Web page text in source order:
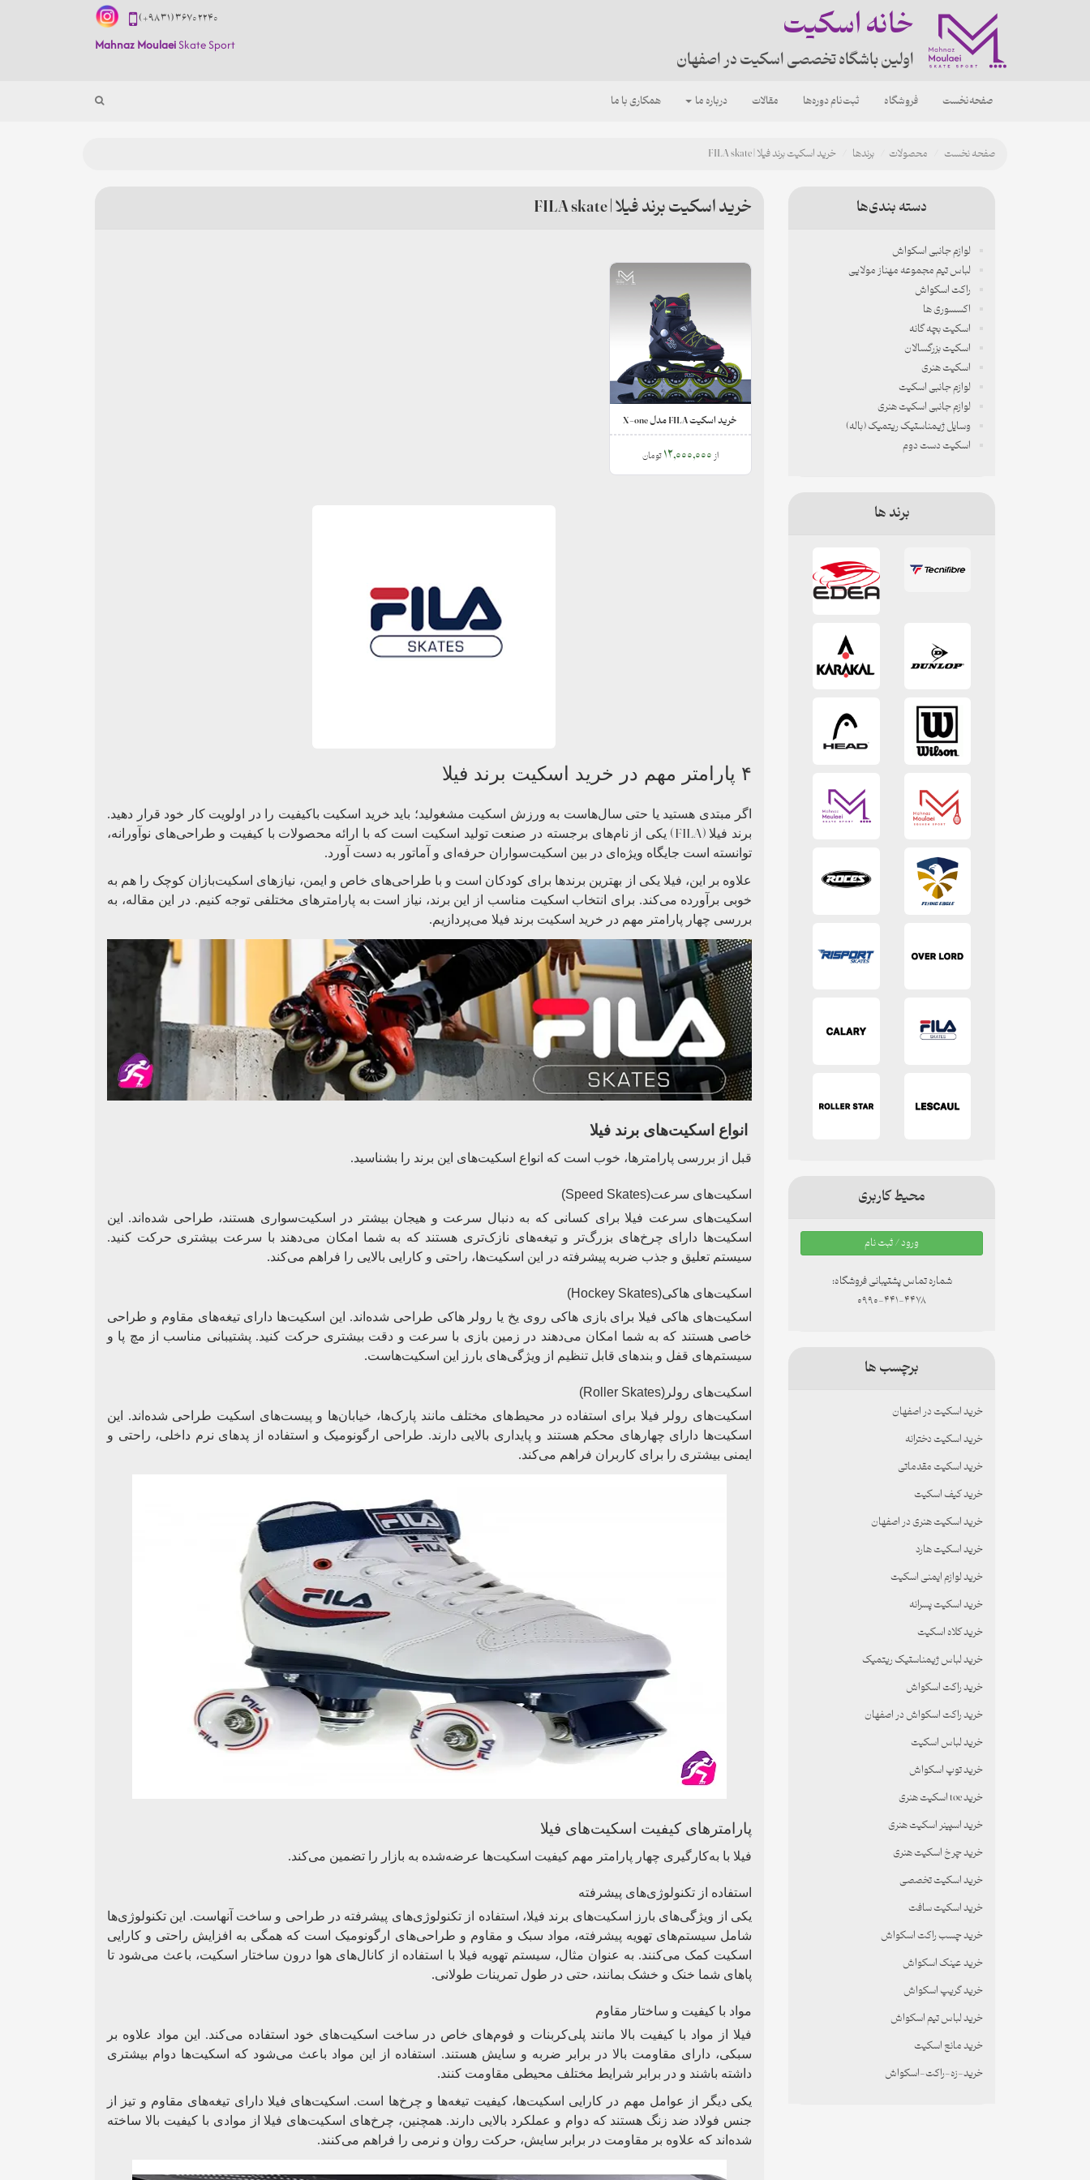
خانه اسکیت
اولین باشگاه تخصصی اسکیت در اصفهان
(+98 31) 3670 2240
Mahnaz Moulaei Skate Sport
صفحه‌نخست فروشگاه ثبت‌نام دوره‌ها مقالات درباره ما همکاری با ما
صفحه نخست محصولات برندها خرید اسکیت برند فیلا | FILA skate
دسته بندی‌ها
لوازم جانبی اسکواش
لباس تیم مجموعه مهناز مولایی
راکت اسکواش
اکسسوری ها
اسکیت بچه گانه
اسکیت بزرگسالان
اسکیت هنری
لوازم جانبی اسکیت
لوازم جانبی اسکیت هنری
وسایل ژیمناستیک ریتمیک (باله)
اسکیت دست دوم
برند ها
محیط کاربری
ورود / ثبت نام
شماره تماس پشتیبانی فروشگاه:
0990-441-4478
برچسب ها
خرید اسکیت در اصفهان
خرید اسکیت دخترانه
خرید اسکیت مقدماتی
خرید کیف اسکیت
خرید اسکیت هنری در اصفهان
خرید اسکیت هارد
خرید لوازم ایمنی اسکیت
خرید اسکیت پسرانه
خرید کلاه اسکیت
خرید لباس ژیمناستیک ریتمیک
خرید راکت اسکواش
خرید راکت اسکواش در اصفهان
خرید لباس اسکیت
خرید توپ اسکواش
خرید toe اسکیت هنری
خرید اسپینر اسکیت هنری
خرید چرخ اسکیت هنری
خرید اسکیت تخصصی
خرید اسکیت سافت
خرید چسب راکت اسکواش
خرید عینک اسکواش
خرید گریپ اسکواش
خرید لباس تیم اسکواش
خرید مانع اسکیت
خرید-زه-راکت-اسکواش
خرید اسکیت برند فیلا | FILA skate
خرید اسکیت FILA مدل X-one
از 12,000,000تومان
۴ پارامتر مهم در خرید اسکیت برند فیلا
اگر مبتدی هستید یا حتی سال‌هاست به ورزش اسکیت مشغولید؛ باید خرید اسکیت باکیفیت را در اولویت کار خود قرار دهید.
برند فیلا(FILA)یکی از نام‌های برجسته در صنعت تولید اسکیت است که با ارائه محصولات با کیفیت و طراحی‌های نوآورانه،
توانسته است جایگاه ویژه‌ای در بین اسکیت‌سواران حرفه‌ای و آماتور به دست آورد.
علاوه بر این، فیلا یکی از بهترین برندها برای کودکان است و با طراحی‌های خاص و ایمن، نیازهای اسکیت‌بازان کوچک را هم به
خوبی برآورده می‌کند. برای انتخاب اسکیت مناسب از این برند، نیاز است به پارامترهای مختلفی توجه کنیم. در این مقاله، به
بررسی چهار پارامتر مهم در خرید اسکیت برند فیلا می‌پردازیم.
انواع اسکیت‌های برند فیلا
قبل از بررسی پارامترها، خوب است که انواع اسکیت‌های این برند را بشناسید.
اسکیت‌های سرعت(Speed Skates)
اسکیت‌های سرعت فیلا برای کسانی که به دنبال سرعت و هیجان بیشتر در اسکیت‌سواری هستند، طراحی شده‌اند. این
اسکیت‌ها دارای چرخ‌های بزرگ‌تر و تیغه‌های نازک‌تری هستند که به شما امکان می‌دهند با سرعت بیشتری حرکت کنید.
سیستم تعلیق و جذب ضربه پیشرفته در این اسکیت‌ها، راحتی و کارایی بالایی را فراهم می‌کند.
اسکیت‌های هاکی(Hockey Skates)
اسکیت‌های هاکی فیلا برای بازی هاکی روی یخ یا رولر هاکی طراحی شده‌اند. این اسکیت‌ها دارای تیغه‌های مقاوم و طراحی
خاصی هستند که به شما امکان می‌دهند در زمین بازی با سرعت و دقت بیشتری حرکت کنید. پشتیبانی مناسب از مچ پا و
سیستم‌های قفل و بندهای قابل تنظیم از ویژگی‌های بارز این اسکیت‌هاست.
اسکیت‌های رولر (Roller Skates)
اسکیت‌های رولر فیلا برای استفاده در محیط‌های مختلف مانند پارک‌ها، خیابان‌ها و پیست‌های اسکیت طراحی شده‌اند. این
اسکیت‌ها دارای چهارهای محکم هستند و پایداری بالایی دارند. طراحی ارگونومیک و استفاده از پدهای نرم داخلی، راحتی و
ایمنی بیشتری را برای کاربران فراهم می‌کند.
پارامترهای کیفیت اسکیت‌های فیلا
فیلا با به‌کارگیری چهار پارامتر مهم کیفیت اسکیت‌ها عرضه‌شده به بازار را تضمین می‌کند.
استفاده از تکنولوژی‌های پیشرفته
یکی از ویژگی‌های بارز اسکیت‌های برند فیلا، استفاده از تکنولوژی‌های پیشرفته در طراحی و ساخت آنهاست. این تکنولوژی‌ها
شامل سیستم‌های تهویه پیشرفته، مواد سبک و مقاوم و طراحی‌های ارگونومیک است که همگی به افزایش راحتی و کارایی
اسکیت کمک می‌کنند. به عنوان مثال، سیستم تهویه فیلا با استفاده از کانال‌های هوا درون ساختار اسکیت، باعث می‌شود تا
پاهای شما خنک و خشک بمانند، حتی در طول تمرینات طولانی.
مواد با کیفیت و ساختار مقاوم
فیلا از مواد با کیفیت بالا مانند پلی‌کربنات و فوم‌های خاص در ساخت اسکیت‌های خود استفاده می‌کند. این مواد علاوه بر
سبکی، دارای مقاومت بالا در برابر ضربه و سایش هستند. استفاده از این مواد باعث می‌شود که اسکیت‌ها دوام بیشتری
داشته باشند و در برابر شرایط مختلف محیطی مقاومت کنند.
یکی دیگر از عوامل مهم در کارایی اسکیت‌ها، کیفیت تیغه‌ها و چرخ‌ها است. اسکیت‌های فیلا دارای تیغه‌های مقاوم و تیز از
جنس فولاد ضد زنگ هستند که دوام و عملکرد بالایی دارند. همچنین، چرخ‌های اسکیت‌های فیلا از موادی با کیفیت بالا ساخته
شده‌اند که علاوه بر مقاومت در برابر سایش، حرکت روان و نرمی را فراهم می‌کنند.